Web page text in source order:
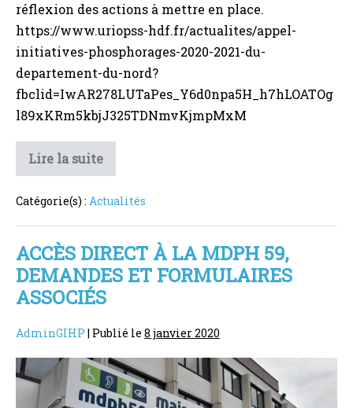
réflexion des actions à mettre en place.
https://www.uriopss-hdf.fr/actualites/appel-
initiatives-phosphorages-2020-2021-du-
departement-du-nord?
fbclid=IwAR278LUTaPes_Y6d0npa5H_h7hLOATOg
l89xKRm5kbjJ325TDNmvKjmpMxM
Lire la suiteAppel
Phosphor’âges
2020-
Catégorie(s) : Actualités
ACCÈS DIRECT À LA MDPH 59,
DEMANDES ET FORMULAIRES
ASSOCIÉS
AdminGIHP | Publié le 8 janvier 2020
Accès
direct